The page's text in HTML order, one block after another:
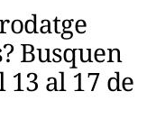
Busquen
al 17 de